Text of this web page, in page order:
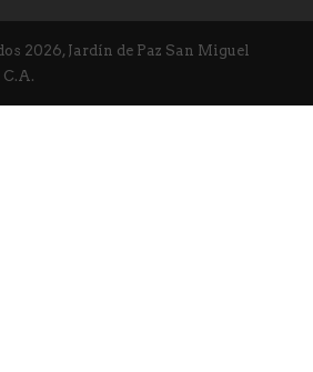
2026, Jardín de Paz San Miguel